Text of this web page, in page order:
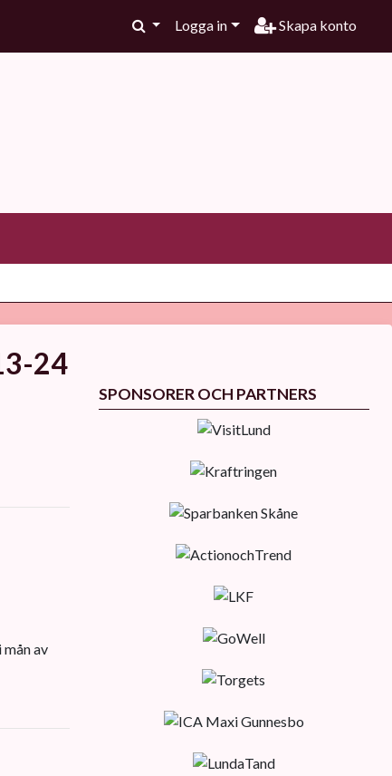
Logga in Skapa konto
24
av
SPONSORER OCH PARTNERS